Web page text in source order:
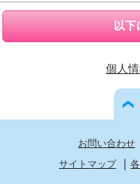
以下
個人
お問い合わせ
サイトマップ
｜